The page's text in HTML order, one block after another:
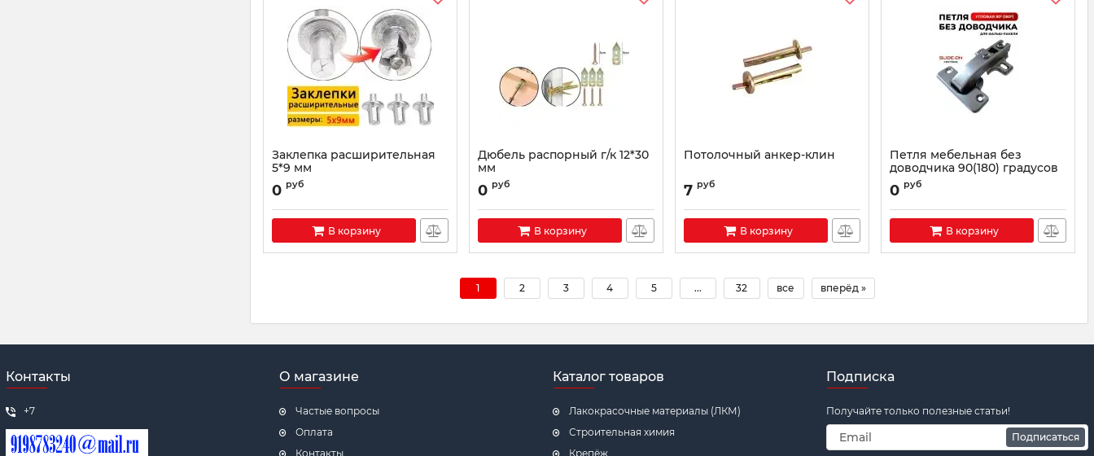
Заклепка расширительная
5*9 мм
0 руб
В корзину
Дюбель распорный г/к 12*30
мм
0 руб
В корзину
Потолочный анкер-клин
7 руб
В корзину
Петля мебельная без
доводчика 90(180) градусов
для фальш-панели
0 руб
В корзину
1 2 3 4 5 ... 32 все вперёд »
Контакты
+7
О магазине
Частые вопросы
Оплата
Контакты
Каталог товаров
Лакокрасочные материалы (ЛКМ)
Строительная химия
Крепёж
Подписка
Получайте только полезные статьи!
Подписаться